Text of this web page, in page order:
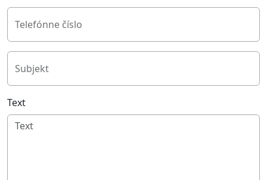
Telefónne číslo
Subjekt
Text